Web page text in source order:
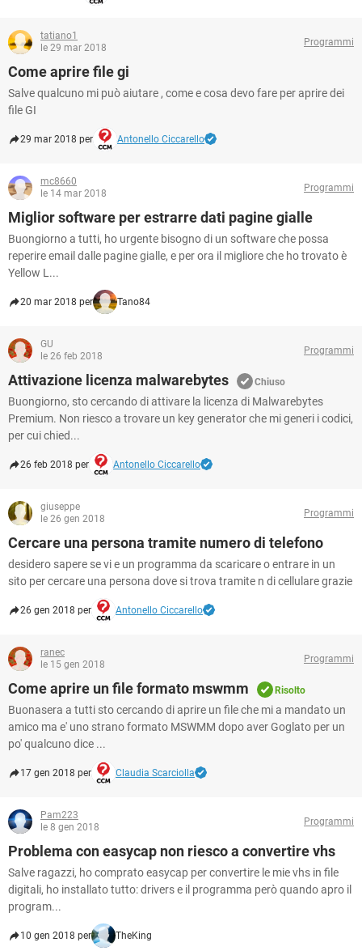
tatiano1
le 29 mar 2018
Programmi
Come aprire file gi
Salve qualcuno mi può aiutare , come e cosa devo fare per aprire dei
file GI
29 mar 2018 per Antonello Ciccarello
mc8660
le 14 mar 2018
Programmi
Miglior software per estrarre dati pagine gialle
Buongiorno a tutti, ho urgente bisogno di un software che possa
reperire email dalle pagine gialle, e per ora il migliore che ho trovato è
Yellow L...
20 mar 2018 per Tano84
GU
le 26 feb 2018
Programmi
Attivazione licenza malwarebytes Chiuso
Buongiorno, sto cercando di attivare la licenza di Malwarebytes
Premium. Non riesco a trovare un key generator che mi generi i codici,
per cui chied...
26 feb 2018 per Antonello Ciccarello
giuseppe
le 26 gen 2018
Programmi
Cercare una persona tramite numero di telefono
desidero sapere se vi e un programma da scaricare o entrare in un
sito per cercare una persona dove si trova tramite n di cellulare grazie
26 gen 2018 per Antonello Ciccarello
ranec
le 15 gen 2018
Programmi
Come aprire un file formato mswmm Risolto
Buonasera a tutti sto cercando di aprire un file che mi a mandato un
amico ma e' uno strano formato MSWMM dopo aver Goglato per un
po' qualcuno dice ...
17 gen 2018 per Claudia Scarciolla
Pam223
le 8 gen 2018
Programmi
Problema con easycap non riesco a convertire vhs
Salve ragazzi, ho comprato easycap per convertire le mie vhs in file
digitali, ho installato tutto: drivers e il programma però quando apro il
program...
10 gen 2018 per TheKing